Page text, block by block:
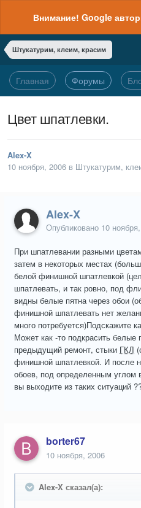
Внимание! Google
Штукатурим, клеим, красим
Главная Форумы
Цвет шпатлевки.
Alex-X
10 ноября, 2006 в Штукатурим,
Alex-X
Опубликовано 10
При шпатлевании разными
затем в некоторых местах
белой финишной шпатлевкой
шпатлевать, и так ровно, под
видны белые пятна через обои
финишной шпатлевать нет
много потребуется)Подскажите
Может как -то подкрасить белые
предыдущий ремонт, стыки ГКЛ
финишной шпатлевкой. И после
обоев, под определенным
вы выходите из таких ситуаций
borter67
10 ноября, 2006
Alex-X сказал(а):